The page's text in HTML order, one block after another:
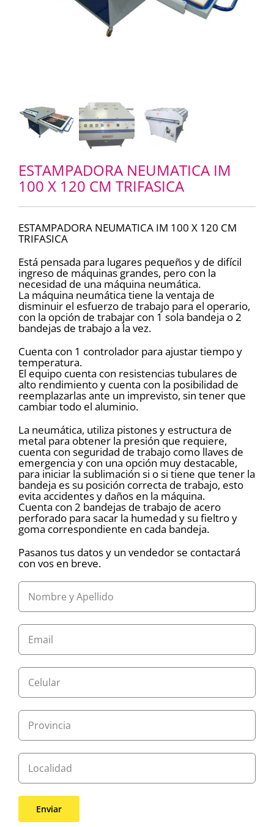
ESTAMPADORA NEUMATICA IM
100 X 120 CM TRIFASICA
ESTAMPADORA NEUMATICA IM 100 X 120 CM
TRIFASICA
Está pensada para lugares pequeños y de difícil
ingreso de máquinas grandes, pero con la
necesidad de una máquina neumática.
La máquina neumática tiene la ventaja de
disminuir el esfuerzo de trabajo para el operario,
con la opción de trabajar con 1 sola bandeja o 2
bandejas de trabajo a la vez.
Cuenta con 1 controlador para ajustar tiempo y
temperatura.
El equipo cuenta con resistencias tubulares de
alto rendimiento y cuenta con la posibilidad de
reemplazarlas ante un imprevisto, sin tener que
cambiar todo el aluminio.
La neumática, utiliza pistones y estructura de
metal para obtener la presión que requiere,
cuenta con seguridad de trabajo como llaves de
emergencia y con una opción muy destacable,
para iniciar la sublimación si o si tiene que tener la
bandeja es su posición correcta de trabajo, esto
evita accidentes y daños en la máquina.
Cuenta con 2 bandejas de trabajo de acero
perforado para sacar la humedad y su fieltro y
goma correspondiente en cada bandeja.
Pasanos tus datos y un vendedor se contactará
con vos en breve.